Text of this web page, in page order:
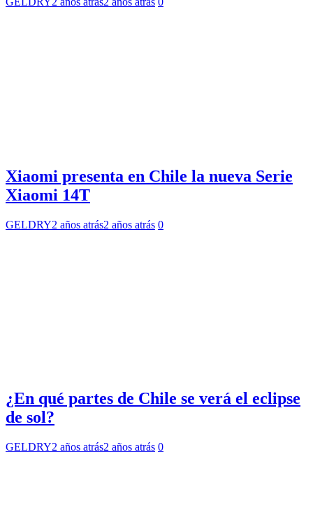
Xiaomi presenta en Chile la nueva Serie
Xiaomi 14T
GELDRY2 años atrás2 años atrás 0
¿En qué partes de Chile se verá el eclipse
de sol?
GELDRY2 años atrás2 años atrás 0